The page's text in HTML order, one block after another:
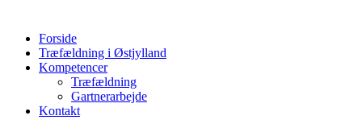
Forside
Træfældning i Østjylland
Kompetencer
Træfældning
Gartnerarbejde
Kontakt